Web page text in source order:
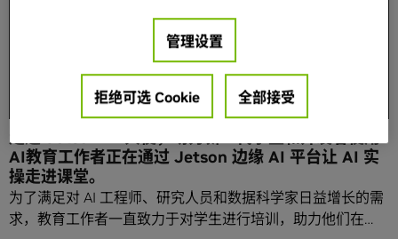
走近 Jetson AI 大使，助力新一代学生和开发者使用
AI教育工作者正在通过 Jetson 边缘 AI 平台让 AI 实
操走进课堂。
为了满足对 AI 工程师、研究人员和数据科学家日益增长的需
求，教育工作者一直致力于对学生进行培训，助力他们在…
管理设置
拒绝可选 Cookie 全部接受